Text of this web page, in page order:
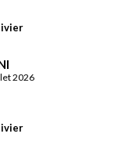
2026